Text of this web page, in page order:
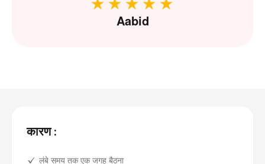
Aabid
कारण :
लंबे समय तक एक जगह बैठना